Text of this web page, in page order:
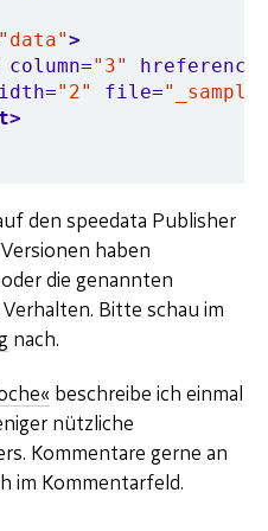
"data">
column="3"
"2" file=
den speedata Publisher
haben
die genannten
Bitte schau im
nach.
beschreibe ich einmal
nützliche
Kommentare gerne an
im Kommentarfeld.